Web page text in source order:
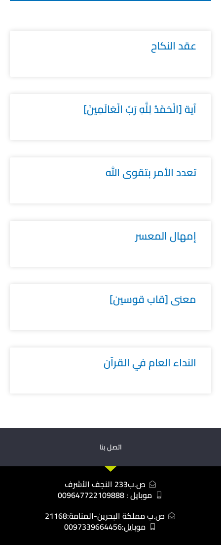
عقد النكاح
آية [الْحَمْدُ لِلَّهِ رَبِّ الْعَالَمِينَ]
تعدد الأمر بتقوى الله
إمهال المعسر
معنى [قاب قوسين]
النداء العام في القرآن
اتصل بنا
ص.ب233 النجف الأشرف
موبايل : 009647722109888
ص.ب مملكة البحرين-المنامة:21168
موبايل:0097339664456